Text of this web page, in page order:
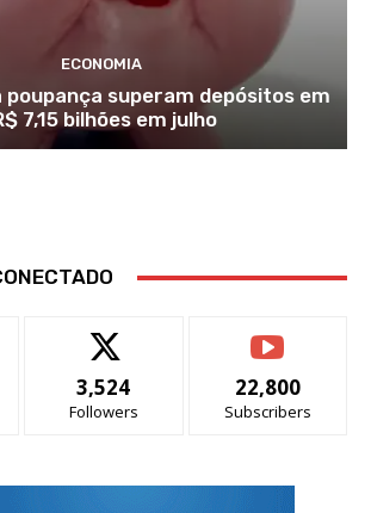
ECONOMIA
poupança superam depósitos em
7,15 bilhões em julho
3,524
Followers
22,800
Subscribers